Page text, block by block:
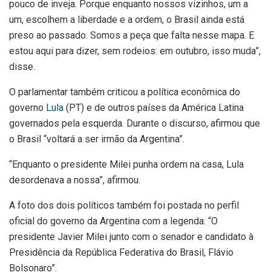
pouco de inveja. Porque enquanto nossos vizinhos, um a
um, escolhem a liberdade e a ordem, o Brasil ainda está
preso ao passado. Somos a peça que falta nesse mapa. E
estou aqui para dizer, sem rodeios: em outubro, isso muda”,
disse.
O parlamentar também criticou a política econômica do
governo Lula (PT) e de outros países da América Latina
governados pela esquerda. Durante o discurso, afirmou que
o Brasil “voltará a ser irmão da Argentina”.
“Enquanto o presidente Milei punha ordem na casa, Lula
desordenava a nossa”, afirmou.
A foto dos dois políticos também foi postada no perfil
oficial do governo da Argentina com a legenda: “O
presidente Javier Milei junto com o senador e candidato à
Presidência da República Federativa do Brasil, Flávio
Bolsonaro”.